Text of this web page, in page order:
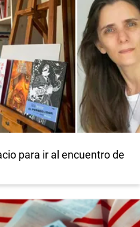
para ir al encuentro de